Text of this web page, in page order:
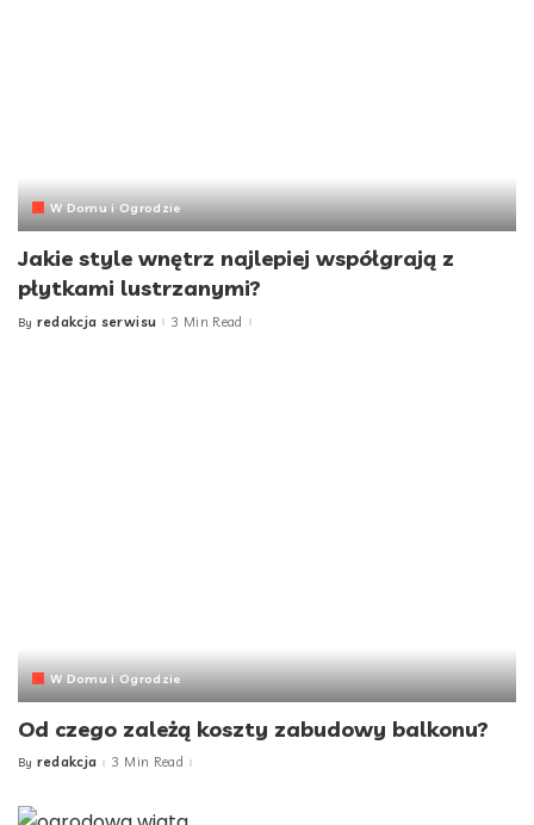
W Domu i Ogrodzie
Jakie style wnętrz najlepiej współgrają z
płytkami lustrzanymi?
Posted
By redakcja serwisu 3 Min Read
W Domu i Ogrodzie
Od czego zależą koszty zabudowy balkonu?
Posted
By redakcja 3 Min Read